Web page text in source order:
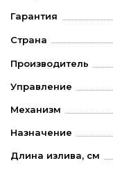
Гарантия
Страна
Производитель
Управление
Механизм
Назначение
Длина излива, см